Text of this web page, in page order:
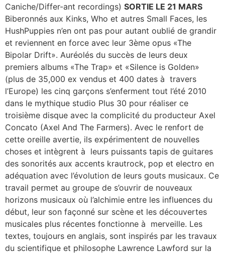
Caniche/Differ-ant recordings) SORTIE LE 21 MARS
Biberonnés aux Kinks, Who et autres Small Faces, les
HushPuppies n’en ont pas pour autant oublié de grandir
et reviennent en force avec leur 3ème opus «The
Bipolar Drift». Auréolés du succès de leurs deux
premiers albums «The Trap» et «Silence is Golden»
(plus de 35,000 ex vendus et 400 dates à travers
l’Europe) les cinq garçons s’enferment tout l’été 2010
dans le mythique studio Plus 30 pour réaliser ce
troisième disque avec la complicité du producteur Axel
Concato (Axel And The Farmers). Avec le renfort de
cette oreille avertie, ils expérimentent de nouvelles
choses et intègrent à leurs puissants tapis de guitares
des sonorités aux accents krautrock, pop et electro en
adéquation avec l’évolution de leurs gouts musicaux. Ce
travail permet au groupe de s’ouvrir de nouveaux
horizons musicaux où l’alchimie entre les influences du
début, leur son façonné sur scène et les découvertes
musicales plus récentes fonctionne à merveille. Les
textes, toujours en anglais, sont inspirés par les travaux
du scientifique et philosophe Lawrence Lawford sur la